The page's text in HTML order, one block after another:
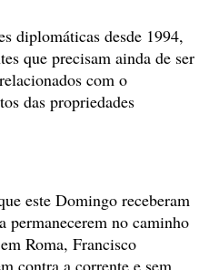
diplomáticas desde 1994,
que precisam ainda de ser
com o
das propriedades
este Domingo receberam
permanecerem no caminho
Roma, Francisco
contra a corrente e sem